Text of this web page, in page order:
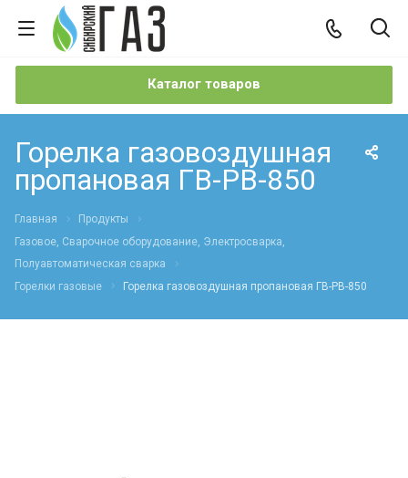
Каталог товаров
Горелка газовоздушная
пропановая ГВ-РВ-850
Главная
Продукты
Газовое, Сварочное оборудование, Электросварка,
Полуавтоматическая сварка
Горелки газовые
Горелка газовоздушная пропановая ГВ-РВ-850